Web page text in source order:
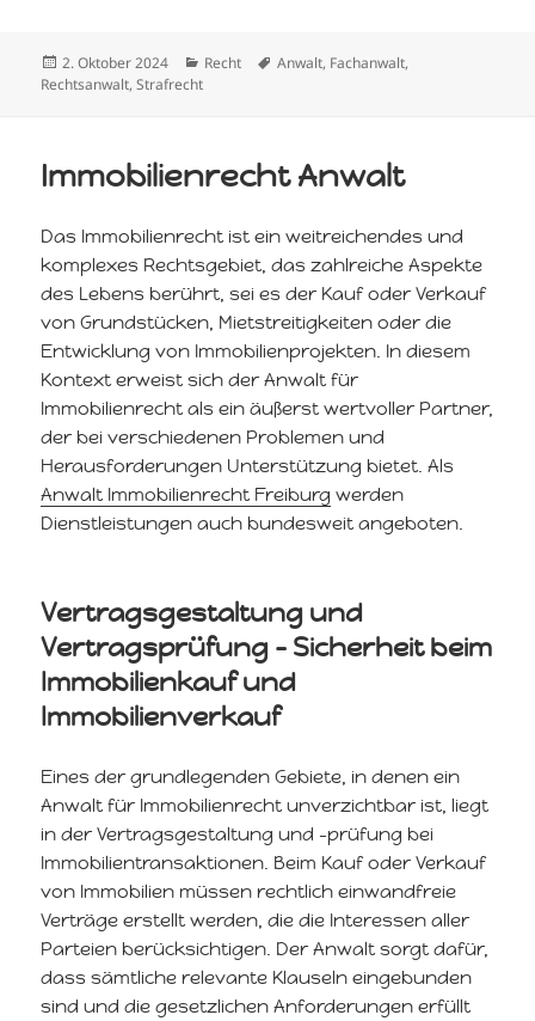
Veröffentlicht
am
2. Oktober 2024 Kategorien
Recht Schlagwörter
Anwalt, Fachanwalt,
Rechtsanwalt,Strafrecht
Immobilienrecht Anwalt
Das Immobilienrecht ist ein weitreichendes und
komplexes Rechtsgebiet, das zahlreiche Aspekte
des Lebens berührt, sei es der Kauf oder Verkauf
von Grundstücken, Mietstreitigkeiten oder die
Entwicklung von Immobilienprojekten. In diesem
Kontext erweist sich der Anwalt für
Immobilienrecht als ein äußerst wertvoller Partner,
der bei verschiedenen Problemen und
Herausforderungen Unterstützung bietet. Als
Anwalt Immobilienrecht Freiburg werden
Dienstleistungen auch bundesweit angeboten.
Vertragsgestaltung und
Vertragsprüfung – Sicherheit beim
Immobilienkauf und
Immobilienverkauf
Eines der grundlegenden Gebiete, in denen ein
Anwalt für Immobilienrecht unverzichtbar ist, liegt
in der Vertragsgestaltung und -prüfung bei
Immobilientransaktionen. Beim Kauf oder Verkauf
von Immobilien müssen rechtlich einwandfreie
Verträge erstellt werden, die die Interessen aller
Parteien berücksichtigen. Der Anwalt sorgt dafür,
dass sämtliche relevante Klauseln eingebunden
sind und die gesetzlichen Anforderungen erfüllt